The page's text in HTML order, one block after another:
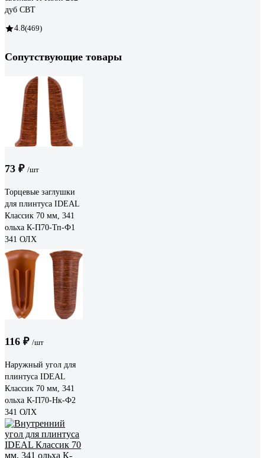
дуб СВТ
4.8(469)
Сопутствующие товары
73 ₽ /шт
Торцевые заглушки
для плинтуса IDEAL
Классик 70 мм, 341
ольха К-П70-Тп-Ф1
341 ОЛХ
116 ₽ /шт
Наружный угол для
плинтуса IDEAL
Классик 70 мм, 341
ольха К-П70-Нк-Ф2
341 ОЛХ